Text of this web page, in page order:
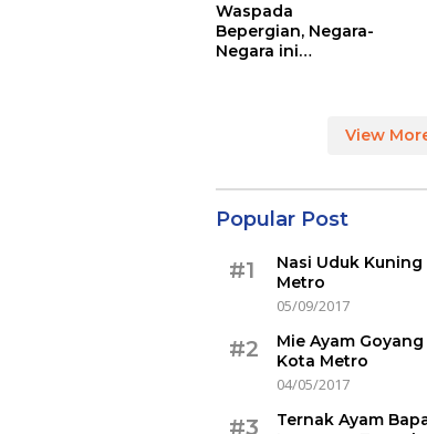
Waspada
Bepergian, Negara-
Negara ini
View
Popular Post
#1
Nasi Uduk
Metro
05/09/2017
#2
Mie Ayam
Kota Metro
04/05/2017
#3
Ternak Ayam